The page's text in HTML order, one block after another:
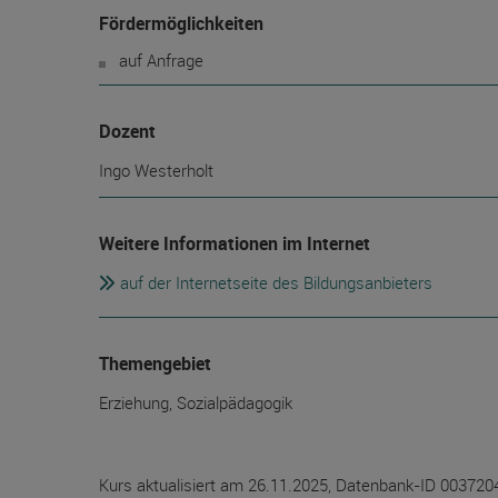
Fördermöglichkeiten
auf Anfrage
Dozent
Ingo Westerholt
Weitere Informationen im Internet
auf der Internetseite des Bildungsanbieters
Themengebiet
Erziehung, Sozialpädagogik
Kurs aktualisiert am 26.11.2025, Datenbank-ID